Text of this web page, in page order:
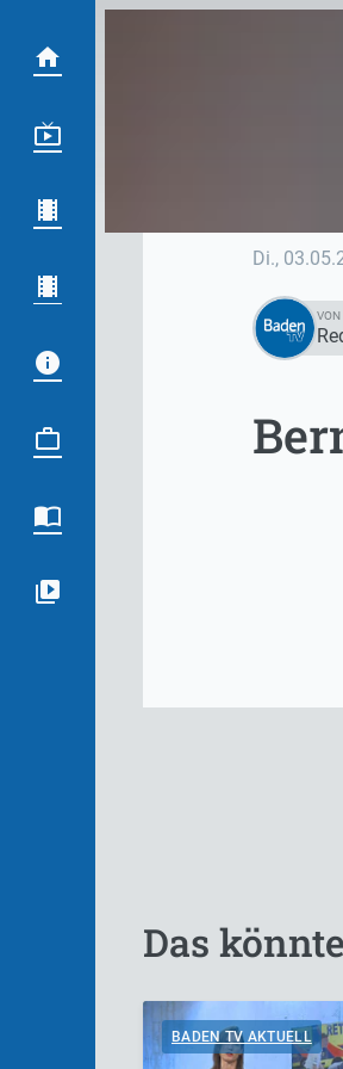
Di.,
VON
Das
BADEN TV AKTUELL